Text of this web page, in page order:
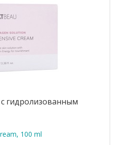
гидролизованным
100 ml